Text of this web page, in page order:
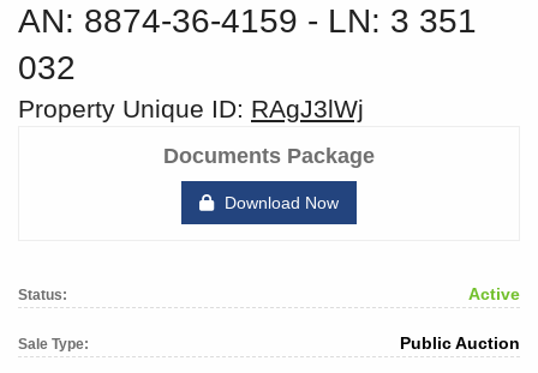
AN: 8874-36-4159 ‐ LN: 3 351
032
Property Unique ID: RAgJ3lWj
Documents Package
Download Now
Status: Active
Sale Type: Public Auction